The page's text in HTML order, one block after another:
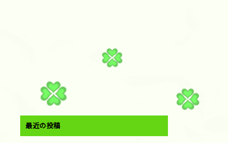
最近の投稿